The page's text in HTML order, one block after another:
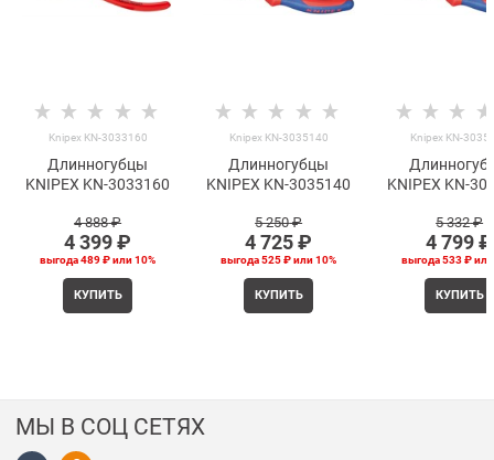
Knipex KN-3033160
Длинногубцы
KNIPEX KN-3033160
4 888 ₽
4 399 ₽
выгода489 ₽или10%
КУПИТЬ
Knipex KN-3035140
Длинногубцы
KNIPEX KN-3035140
5 250 ₽
4 725 ₽
выгода525 ₽или10%
КУПИТЬ
Knipex KN-
KNIPEX KN-
5 332 ₽
4 799 ₽
выгода533 ₽
КУПИТЬ
МЫ В СОЦ СЕТЯХ